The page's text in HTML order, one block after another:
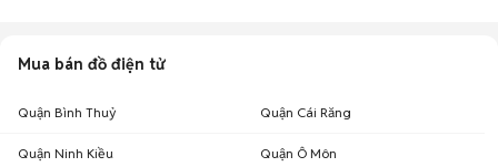
Mua bán đồ điện tử
Quận Bình Thuỷ Quận Cái Răng
Quận Ninh Kiều Quận Ô Môn